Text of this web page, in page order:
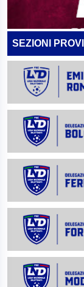
SEZIONI